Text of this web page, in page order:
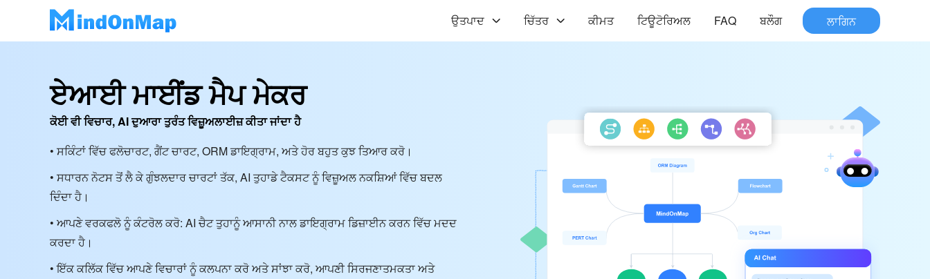
ਉਤਪਾਦ ਚਿੱਤਰ ਕੀਮਤ ਟਿਊਟੋਰਿਅਲ FAQ ਬਲੌਗ ਲਾਗਿਨ
ਏਆਈ ਮਾਈਂਡ ਮੈਪ ਮੇਕਰ
ਕੋਈ ਵੀ ਵਿਚਾਰ, AI ਦੁਆਰਾ ਤੁਰੰਤ ਵਿਜ਼ੂਅਲਾਈਜ਼ ਕੀਤਾ ਜਾਂਦਾ ਹੈ
• ਸਕਿੰਟਾਂ ਵਿੱਚ ਫਲੋਚਾਰਟ, ਗੈਂਟ ਚਾਰਟ, ORM ਡਾਇਗ੍ਰਾਮ, ਅਤੇ ਹੋਰ ਬਹੁਤ ਕੁਝ ਤਿਆਰ ਕਰੋ।
• ਸਧਾਰਨ ਨੋਟਸ ਤੋਂ ਲੈ ਕੇ ਗੁੰਝਲਦਾਰ ਚਾਰਟਾਂ ਤੱਕ, AI ਤੁਹਾਡੇ ਟੈਕਸਟ ਨੂੰ ਵਿਜ਼ੂਅਲ ਨਕਸ਼ਿਆਂ ਵਿੱਚ ਬਦਲ
ਦਿੰਦਾ ਹੈ।
• ਆਪਣੇ ਵਰਕਫਲੋ ਨੂੰ ਕੰਟਰੋਲ ਕਰੋ: AI ਚੈਟ ਤੁਹਾਨੂੰ ਆਸਾਨੀ ਨਾਲ ਡਾਇਗ੍ਰਾਮ ਡਿਜ਼ਾਈਨ ਕਰਨ ਵਿੱਚ ਮਦਦ
ਕਰਦਾ ਹੈ।
• ਇੱਕ ਕਲਿੱਕ ਵਿੱਚ ਆਪਣੇ ਵਿਚਾਰਾਂ ਨੂੰ ਕਲਪਨਾ ਕਰੋ ਅਤੇ ਸਾਂਝਾ ਕਰੋ, ਆਪਣੀ ਸਿਰਜਣਾਤਮਕਤਾ ਅਤੇ